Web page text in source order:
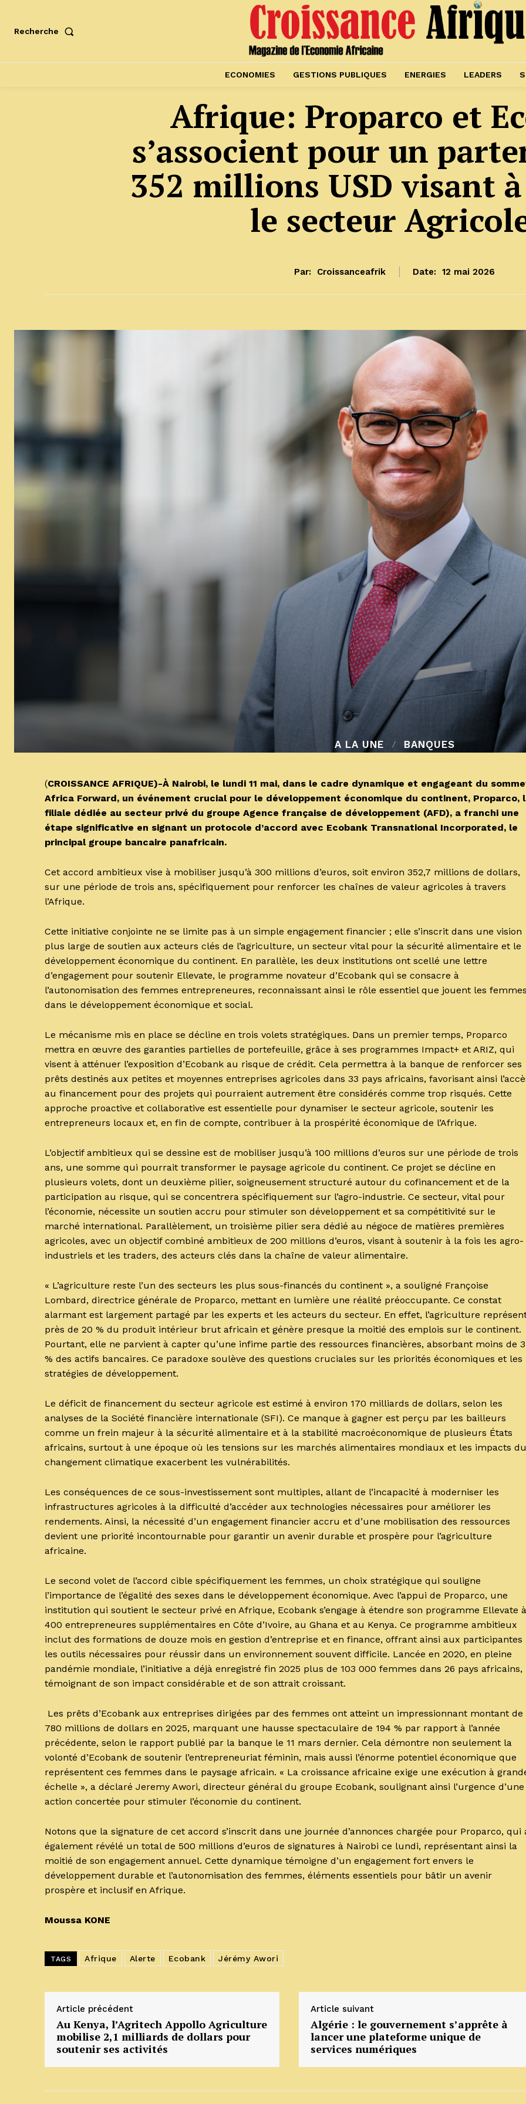
Recherche
ECONOMIES GESTIONS PUBLIQUES ENERGIES LEADERS
Afrique: Proparco et
s’associent pour un
352 millions USD visant
le secteur
Par: Croissanceafrik Date: 12 mai 2026
A LA UNE BANQUES
(CROISSANCE AFRIQUE)-À Nairobi, le lundi 11 mai, dans le cadre dynamique et engageant du
Africa Forward, un événement crucial pour le développement économique du continent, Proparco,
filiale dédiée au secteur privé du groupe Agence française de développement (AFD), a franchi une
étape significative en signant un protocole d’accord avec Ecobank Transnational Incorporated, le
principal groupe bancaire panafricain.
Cet accord ambitieux vise à mobiliser jusqu’à 300 millions d’euros, soit environ 352,7 millions de dollars,
sur une période de trois ans, spécifiquement pour renforcer les chaînes de valeur agricoles à travers
l’Afrique.
Cette initiative conjointe ne se limite pas à un simple engagement financier ; elle s’inscrit dans une vision
plus large de soutien aux acteurs clés de l’agriculture, un secteur vital pour la sécurité alimentaire et le
développement économique du continent. En parallèle, les deux institutions ont scellé une lettre
d’engagement pour soutenir Ellevate, le programme novateur d’Ecobank qui se consacre à
l’autonomisation des femmes entrepreneures, reconnaissant ainsi le rôle essentiel que jouent les
dans le développement économique et social.
Le mécanisme mis en place se décline en trois volets stratégiques. Dans un premier temps, Proparco
mettra en œuvre des garanties partielles de portefeuille, grâce à ses programmes Impact+ et ARIZ, qui
visent à atténuer l’exposition d’Ecobank au risque de crédit. Cela permettra à la banque de renforcer ses
prêts destinés aux petites et moyennes entreprises agricoles dans 33 pays africains, favorisant ainsi
au financement pour des projets qui pourraient autrement être considérés comme trop risqués. Cette
approche proactive et collaborative est essentielle pour dynamiser le secteur agricole, soutenir les
entrepreneurs locaux et, en fin de compte, contribuer à la prospérité économique de l’Afrique.
L’objectif ambitieux qui se dessine est de mobiliser jusqu’à 100 millions d’euros sur une période de trois
ans, une somme qui pourrait transformer le paysage agricole du continent. Ce projet se décline en
plusieurs volets, dont un deuxième pilier, soigneusement structuré autour du cofinancement et de la
participation au risque, qui se concentrera spécifiquement sur l’agro-industrie. Ce secteur, vital pour
l’économie, nécessite un soutien accru pour stimuler son développement et sa compétitivité sur le
marché international. Parallèlement, un troisième pilier sera dédié au négoce de matières premières
agricoles, avec un objectif combiné ambitieux de 200 millions d’euros, visant à soutenir à la fois les agro-
industriels et les traders, des acteurs clés dans la chaîne de valeur alimentaire.
« L’agriculture reste l’un des secteurs les plus sous-financés du continent », a souligné Françoise
Lombard, directrice générale de Proparco, mettant en lumière une réalité préoccupante. Ce constat
alarmant est largement partagé par les experts et les acteurs du secteur. En effet, l’agriculture
près de 20 % du produit intérieur brut africain et génère presque la moitié des emplois sur le continent.
Pourtant, elle ne parvient à capter qu’une infime partie des ressources financières, absorbant moins de 3
% des actifs bancaires. Ce paradoxe soulève des questions cruciales sur les priorités économiques et les
stratégies de développement.
Le déficit de financement du secteur agricole est estimé à environ 170 milliards de dollars, selon les
analyses de la Société financière internationale (SFI). Ce manque à gagner est perçu par les bailleurs
comme un frein majeur à la sécurité alimentaire et à la stabilité macroéconomique de plusieurs États
africains, surtout à une époque où les tensions sur les marchés alimentaires mondiaux et les impacts du
changement climatique exacerbent les vulnérabilités.
Les conséquences de ce sous-investissement sont multiples, allant de l’incapacité à moderniser les
infrastructures agricoles à la difficulté d’accéder aux technologies nécessaires pour améliorer les
rendements. Ainsi, la nécessité d’un engagement financier accru et d’une mobilisation des ressources
devient une priorité incontournable pour garantir un avenir durable et prospère pour l’agriculture
africaine.
Le second volet de l’accord cible spécifiquement les femmes, un choix stratégique qui souligne
l’importance de l’égalité des sexes dans le développement économique. Avec l’appui de Proparco, une
institution qui soutient le secteur privé en Afrique, Ecobank s’engage à étendre son programme Ellevate à
400 entrepreneures supplémentaires en Côte d’Ivoire, au Ghana et au Kenya. Ce programme ambitieux
inclut des formations de douze mois en gestion d’entreprise et en finance, offrant ainsi aux participantes
les outils nécessaires pour réussir dans un environnement souvent difficile. Lancée en 2020, en pleine
pandémie mondiale, l’initiative a déjà enregistré fin 2025 plus de 103 000 femmes dans 26 pays africains,
témoignant de son impact considérable et de son attrait croissant.
Les prêts d’Ecobank aux entreprises dirigées par des femmes ont atteint un impressionnant montant de
780 millions de dollars en 2025, marquant une hausse spectaculaire de 194 % par rapport à l’année
précédente, selon le rapport publié par la banque le 11 mars dernier. Cela démontre non seulement la
volonté d’Ecobank de soutenir l’entrepreneuriat féminin, mais aussi l’énorme potentiel économique que
représentent ces femmes dans le paysage africain. « La croissance africaine exige une exécution à
échelle », a déclaré Jeremy Awori, directeur général du groupe Ecobank, soulignant ainsi l’urgence d’une
action concertée pour stimuler l’économie du continent.
Notons que la signature de cet accord s’inscrit dans une journée d’annonces chargée pour Proparco, qui
également révélé un total de 500 millions d’euros de signatures à Nairobi ce lundi, représentant ainsi la
moitié de son engagement annuel. Cette dynamique témoigne d’un engagement fort envers le
développement durable et l’autonomisation des femmes, éléments essentiels pour bâtir un avenir
prospère et inclusif en Afrique.
Moussa KONE
TAGS Afrique Alerte Ecobank Jérémy Awori
Article précédent
Au Kenya, l’Agritech Appollo Agriculture
mobilise 2,1 milliards de dollars pour
soutenir ses activités
Article suivant
Algérie : le gouvernement s’apprête à
lancer une plateforme unique de
services numériques